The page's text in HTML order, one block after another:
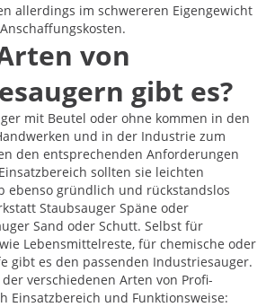
allerdings im schwereren Eigengewicht
von
gibt es?
mit Beutel oder ohne kommen in den
und in der Industrie zum
den entsprechenden Anforderungen
sollten sie leichten
ebenso gründlich und rückstandslos
Staubsauger Späne oder
Sand oder Schutt. Selbst für
Lebensmittelreste, für chemische oder
gibt es den passenden Industriesauger.
verschiedenen Arten von Profi-
Einsatzbereich und Funktionsweise: